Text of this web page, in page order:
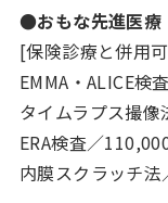
●おもな先進医療
[保険診療と併用
EMMA・ALICE検
タイムラプス撮
ERA検査／
内膜スクラッチ